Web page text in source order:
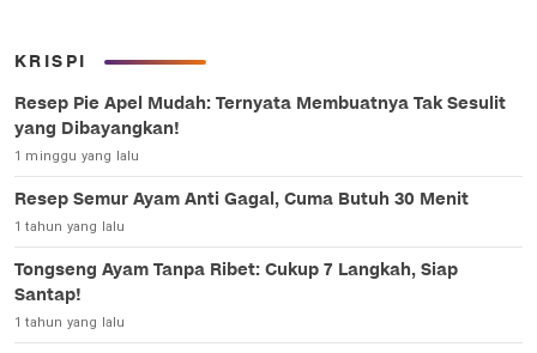
KRISPI
Resep Pie Apel Mudah: Ternyata Membuatnya Tak Sesulit
yang Dibayangkan!
1 minggu yang lalu
Resep Semur Ayam Anti Gagal, Cuma Butuh 30 Menit
1 tahun yang lalu
Tongseng Ayam Tanpa Ribet: Cukup 7 Langkah, Siap
Santap!
1 tahun yang lalu